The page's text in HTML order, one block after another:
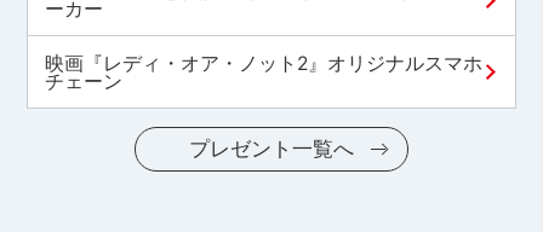
ーカー
映画『レディ・オア・ノット2』オリジナルスマホ
チェーン
プレゼント一覧へ